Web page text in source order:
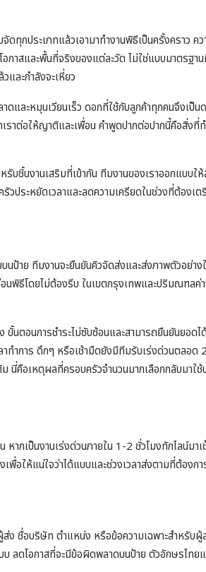
กประเภทแล้วเอามาทำงานพิธีเป็นครั้งคราว ค
กาสและพื้นที่จริงของแต่ละวัด ไม่ใช่แบบมาตรฐ
และกำลังจะเหี่ยว
ละหมุนเวียนเร็ว ดอกที่ใช้กับลูกค้าทุกคนจึงเป็น
ราต่อให้ญาติและเพื่อน คำพูดปากต่อปากนี้คือสิ่ง
รับชิ้นงานเสริมที่เข้ากัน ทีมงานของเราออกแบบใ
ประหยัดเวลาและลดความเครียดในช่วงที่ต้อง
ป้าย ทีมงานจะยืนยันคิวจัดส่งและส่งภาพตัวอย่
นพิธีโดยไม่ต้องรีบ ในเขตกรุงเทพและปริมณฑ
นตอนการชำระไม่ซับซ้อนและสามารถยืนยันยอ
การ ดึกๆ หรือเช้ามืดยังมีทีมรับเร่งด่วนตลอด
คือเหตุผลที่ครอบครัวจำนวนมากเลือกกลับมาใ
กเป็นงานเร่งด่วนภายใน 1-2 ชั่วโมงทักไลน์มา
พื่อให้แน่ใจว่าได้แบบและช่วงเวลาส่งตามที่ต้อง
ชื่อบริษัท ตำแหน่ง หรือข้อความเฉพาะสำหรับผู้
ลดโอกาสที่จะมีข้อผิดพลาดบนป้าย ตัวอักษรไท